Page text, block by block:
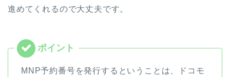
進めてくれるので大丈夫です。
MNP予約番号を発行するということは、ドコモ